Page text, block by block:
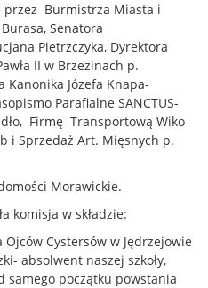
przez Burmistrza Miasta i
Senatora
Pietrzczyka, Dyrektora
II w Brzezinach p.
Kanonika Józefa Knapa-
Parafialne SANCTUS-
Firmę Transportową Wiko
i Sprzedaż Art. Mięsnych p.
Morawickie.
komisja w składzie:
Cystersów w Jędrzejowie
absolwent naszej szkoły,
samego początku powstania